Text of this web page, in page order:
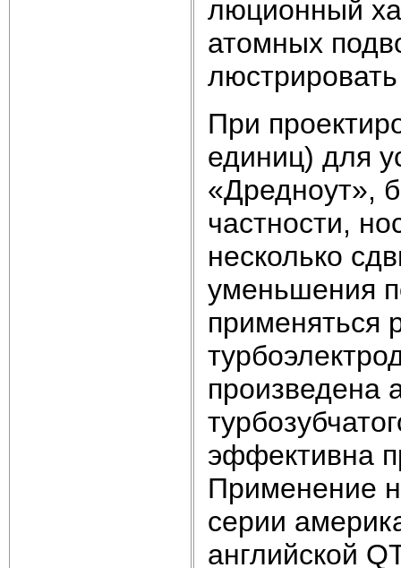
люционный
атомных
При
единиц) для
«Дредноут»,
частности,
несколько
уменьшения
применяться
произведена
эффективна
Применение
серии
английской